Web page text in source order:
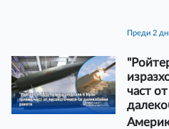
преди 2
част